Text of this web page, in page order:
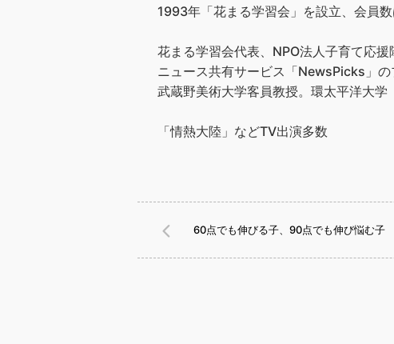
1993年「花まる学習会」を設立、会員
花まる学習会代表、NPO法人子育て応
ニュース共有サービス「NewsPicks」の
武蔵野美術大学客員教授。環太平洋大学
「情熱大陸」などTV出演多数
60点でも伸びる子、90点でも伸び悩む子